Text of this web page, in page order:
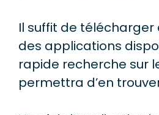
Il suffit de télécharger
des applications
rapide recherche sur
permettra d’en